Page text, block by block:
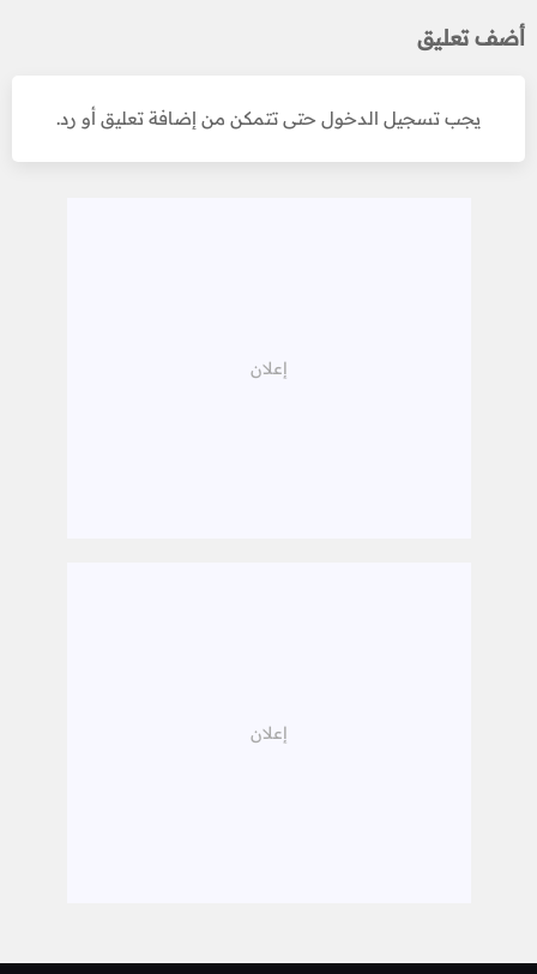
أضف تعليق
يجب تسجيل الدخول حتى تتمكن من إضافة تعليق أو رد.